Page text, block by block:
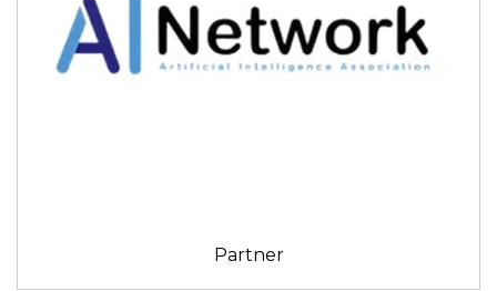
Partner